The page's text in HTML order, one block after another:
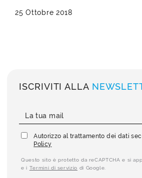
25 Ottobre 2018
ISCRIVITI ALLA
Autorizzo al trattamento dei dati
Policy
Questo sito è protetto da reCAPTCHA e si
e i Termini di servizio di Google.